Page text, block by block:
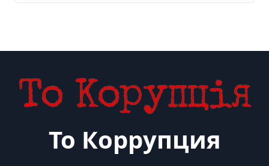
То Коррупция